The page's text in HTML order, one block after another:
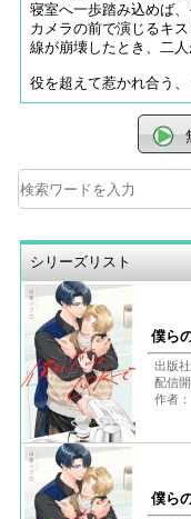
寝室へ一歩踏み込めば
カメラの前で演じるキ
線が崩壊したとき、二人
役を超えて惹かれ合う
シリーズリスト
僕ら
出版
配信
作者
僕ら